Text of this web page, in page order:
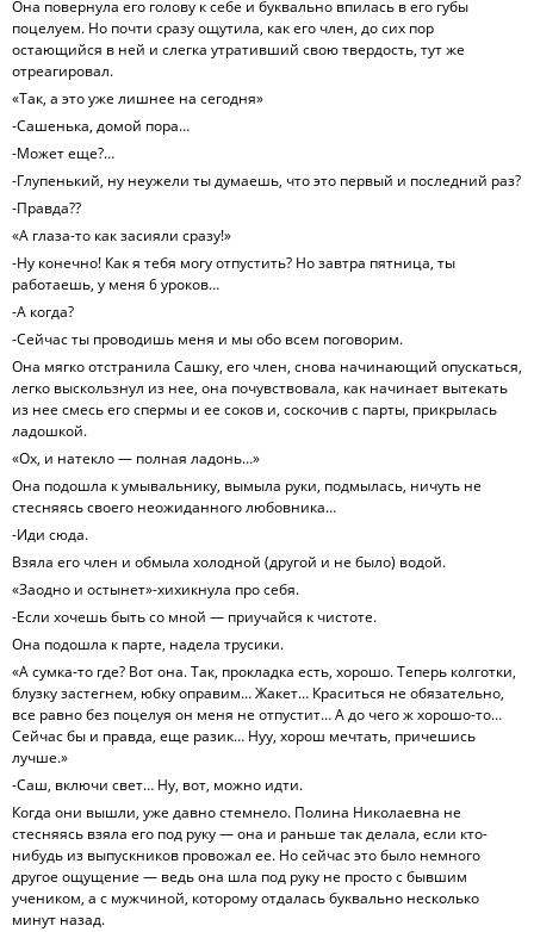
Она повернула его голову к себе и буквально впилась в его губы
поцелуем. Но почти сразу ощутила, как его член, до сих пор
остающийся в ней и слегка утративший свою твердость, тут же
отреагировал.
«Так, а это уже лишнее на сегодня»
-Сашенька, домой пора…
-Может еще?…
-Глупенький, ну неужели ты думаешь, что это первый и последний раз?
-Правда??
«А глаза-то как засияли сразу!»
-Ну конечно! Как я тебя могу отпустить? Но завтра пятница, ты
работаешь, у меня 6 уроков…
-А когда?
-Сейчас ты проводишь меня и мы обо всем поговорим.
Она мягко отстранила Сашку, его член, снова начинающий опускаться,
легко выскользнул из нее, она почувствовала, как начинает вытекать
из нее смесь его спермы и ее соков и, соскочив с парты, прикрылась
ладошкой.
«Ох, и натекло — полная ладонь…»
Она подошла к умывальнику, вымыла руки, подмылась, ничуть не
стесняясь своего неожиданного любовника…
-Иди сюда.
Взяла его член и обмыла холодной (другой и не было) водой.
«Заодно и остынет»-хихикнула про себя.
-Если хочешь быть со мной — приучайся к чистоте.
Она подошла к парте, надела трусики.
«А сумка-то где? Вот она. Так, прокладка есть, хорошо. Теперь колготки,
блузку застегнем, юбку оправим… Жакет… Краситься не обязательно,
все равно без поцелуя он меня не отпустит… А до чего ж хорошо-то…
Сейчас бы и правда, еще разик… Нуу, хорош мечтать, причешись
лучше.»
-Саш, включи свет… Ну, вот, можно идти.
Когда они вышли, уже давно стемнело. Полина Николаевна не
стесняясь взяла его под руку — она и раньше так делала, если кто-
нибудь из выпускников провожал ее. Но сейчас это было немного
другое ощущение — ведь она шла под руку не просто с бывшим
учеником, а с мужчиной, которому отдалась буквально несколько
минут назад.